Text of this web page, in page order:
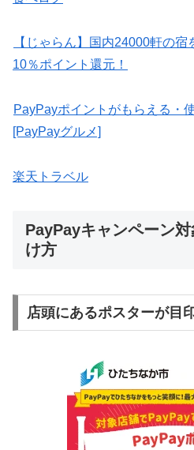
【じゃらん】国内24000軒の
10％ポイント還元！
PayPayポイントがもらえる・
[PayPayグルメ]
楽天トラベル
PayPayキャンペーン
け方
店頭にあるポスターが目